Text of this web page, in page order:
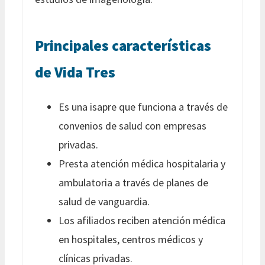
Principales características
de Vida Tres
Es una isapre que funciona a través de
convenios de salud con empresas
privadas.
Presta atención médica hospitalaria y
ambulatoria a través de planes de
salud de vanguardia.
Los afiliados reciben atención médica
en hospitales, centros médicos y
clínicas privadas.